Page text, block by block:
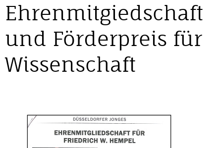
Ehrenmitgiedschaft
und Förderpreis für
Wissenschaft